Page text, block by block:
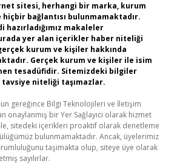
sitesi, herhangi bir marka, kurum
bağlantısı bulunmamaktadır.
hazırladığımız makaleler
yer alan içerikler haber niteliği
kurum ve kişiler hakkında
Gerçek kurum ve kişiler ile isim
tesadüfidir. Sitemizdeki bilgiler
niteliği taşımazlar.
gereğince Bilgi Teknolojileri ve İletişim
onaylanmış bir Yer Sağlayıcı olarak hizmet
sitedeki içerikleri proaktif olarak denetleme
bulunmamaktadır. Ancak, üyelerimiz
taşımakta olup, siteye üye olarak
sayılırlar.